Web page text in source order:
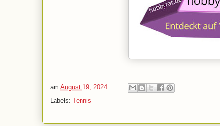
am August 19, 2024
Labels: Tennis